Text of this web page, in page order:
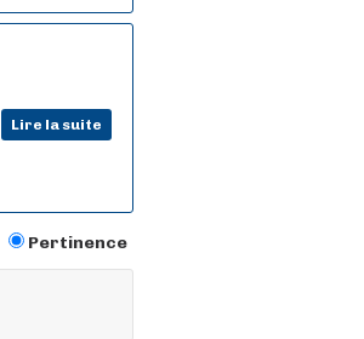
Lire la suite
Pertinence